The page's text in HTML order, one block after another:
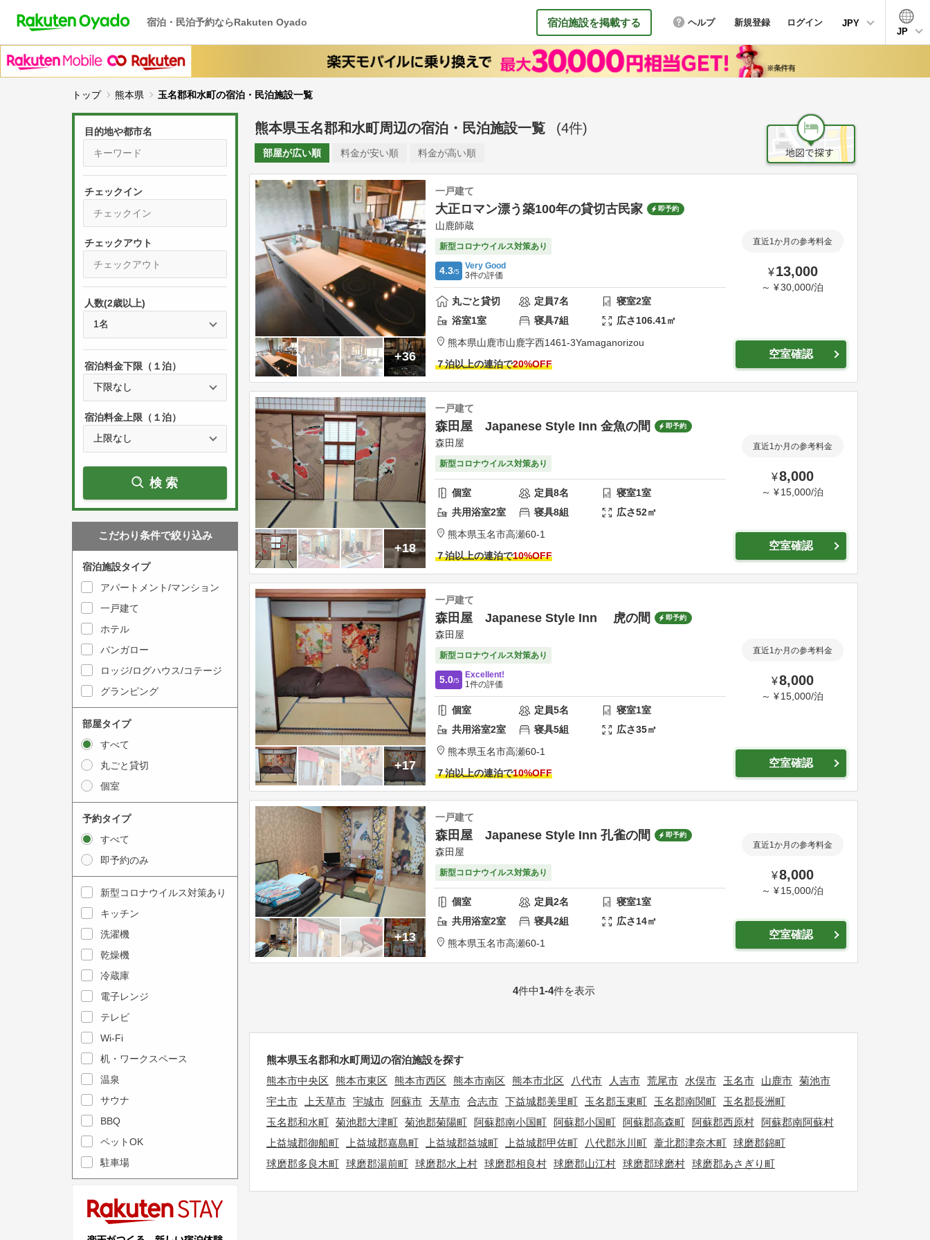
宿泊・民泊予約ならRakuten Oyado 宿泊施設を掲載する ヘルプ 新規登録 ログイン
JPY
JP
トップ 熊本県 玉名郡和水町の宿泊・民泊施設一覧
目的地や都市名
チェックイン
r
s
s
e
w
a
r
w
e
t
o
t
e
a
c
t
w
i
t
h
c
a
l
n
d
a
r
a
n
s
e
l
c
P
r
s
t
e
w
a
r
w
k
t
o
n
t
e
r
a
c
w
i
t
h
t
h
c
a
l
e
n
d
r
a
n
s
e
e
人数(2歳以上)
宿泊料金下限（１泊）
宿泊料金上限（１泊）
検索
こだわり条件で絞り込み
宿泊施設タイプ
アパートメント/マンション
一戸建て
ホテル
バンガロー
ロッジ/ログハウス/コテージ
グランピング
部屋タイプ
すべて
丸ごと貸切
個室
予約タイプ
すべて
即予約のみ
新型コロナウイルス対策あり
キッチン
洗濯機
乾燥機
冷蔵庫
電子レンジ
テレビ
Wi-Fi
机・ワークスペース
温泉
サウナ
BBQ
ペットOK
駐車場
熊本県玉名郡和水町周辺の宿泊・民泊施設一覧 (4件)
部屋が広い順 料金が安い順 料金が高い順
+36
一戸建て
大正ロマン漂う築100年の貸切古民家 即予約
山鹿師蔵
新型コロナウイルス対策あり
4.3/5
Very Good
3件の評価
丸ごと貸切 定員7名 寝室2室
浴室1室 寝具7組 広さ106.41㎡
熊本県山鹿市山鹿字西1461-3Yamaganorizou
７泊以上の連泊で20%OFF
直近1か月の参考料金
¥ 13,000
～ ¥30,000/泊
空室確認
+18
一戸建て
森田屋 Japanese Style Inn 金魚の間 即予約
森田屋
新型コロナウイルス対策あり
個室 定員8名 寝室1室
共用浴室2室 寝具8組 広さ52㎡
熊本県玉名市高瀬60-1
７泊以上の連泊で10%OFF
直近1か月の参考料金
¥8,000
～ ¥ 15,000/泊
空室確認
+17
一戸建て
森田屋 Japanese Style Inn 虎の間 即予約
森田屋
新型コロナウイルス対策あり
5.0/5
Excellent!
1 件の評価
個室 定員5名 寝室1室
共用浴室2室 寝具5組 広さ35㎡
熊本県玉名市高瀬60-1
７泊以上の連泊で10%OFF
直近1か月の参考料金
¥8,000
～ ¥ 15,000/泊
空室確認
+13
一戸建て
森田屋 Japanese Style Inn 孔雀の間 即予約
森田屋
新型コロナウイルス対策あり
個室 定員2名 寝室1室
共用浴室2室 寝具2組 広さ14㎡
熊本県玉名市高瀬60-1
直近1か月の参考料金
¥8,000
～ ¥ 15,000/泊
空室確認
4件中1-4件を表示
熊本県玉名郡和水町周辺の宿泊施設を探す
熊本市中央区
熊本市東区 熊本市西区 熊本市南区 熊本市北区 八代市 人吉市 荒尾市 水俣市 玉名市 山鹿市 菊池市
宇土市
上天草市 宇城市 阿蘇市 天草市 合志市 下益城郡美里町 玉名郡玉東町 玉名郡南関町
玉名郡長洲町
玉名郡和水町 菊池郡大津町 菊池郡菊陽町 阿蘇郡南小国町 阿蘇郡小国町 阿蘇郡高森町 阿蘇郡西原村
阿蘇郡南阿蘇村
上益城郡御船町
上益城郡嘉島町 上益城郡益城町 上益城郡甲佐町 八代郡氷川町 葦北郡津奈木町 球磨郡錦町
球磨郡多良木町 球磨郡湯前町 球磨郡水上村 球磨郡相良村 球磨郡山江村 球磨郡球磨村 球磨郡あさぎり町